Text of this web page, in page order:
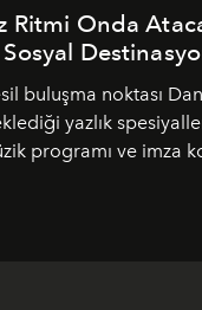
Ritmi Onda
buluşma noktası
yazlık
programı ve imza